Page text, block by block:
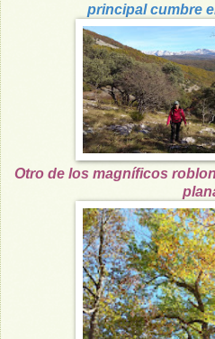
principal cumbre
Otro de los magníficos